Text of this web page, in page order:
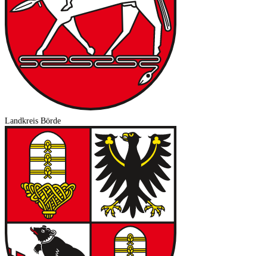
Landkreis Börde